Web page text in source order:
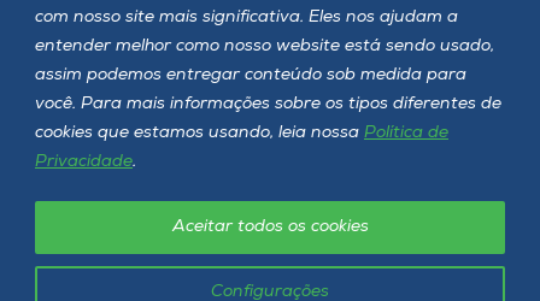
com nosso site mais significativa. Eles nos ajudam a
entender melhor como nosso website está sendo usado,
assim podemos entregar conteúdo sob medida para
você. Para mais informações sobre os tipos diferentes de
cookies que estamos usando, leia nossa Política de
Privacidade.
Configurações
Aceitar todos os cookies
Unoesc © 2026 - Todos os direitos reservados
Política de privacidade LGPD